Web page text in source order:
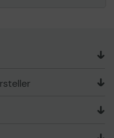
und ein kompatibles
mit UHS-I-